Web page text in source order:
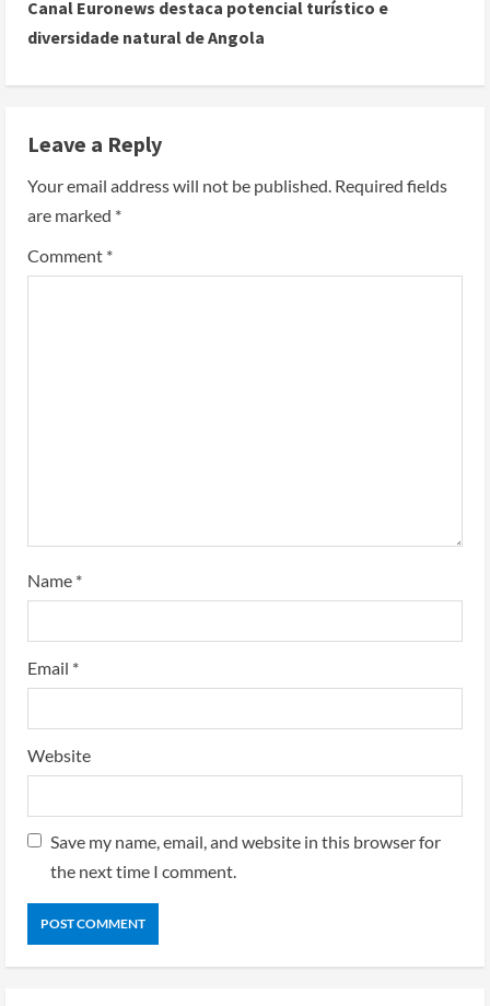
Canal Euronews destaca potencial turístico e
diversidade natural de Angola
Leave a Reply
Your email address will not be published. Required fields
are marked *
Comment *
Name *
Email *
Website
Save my name, email, and website in this browser for
the next time I comment.